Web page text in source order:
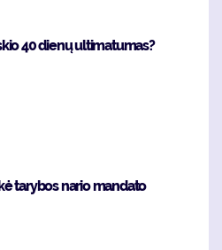
40 dienų ultimatumas?
tarybos nario mandato